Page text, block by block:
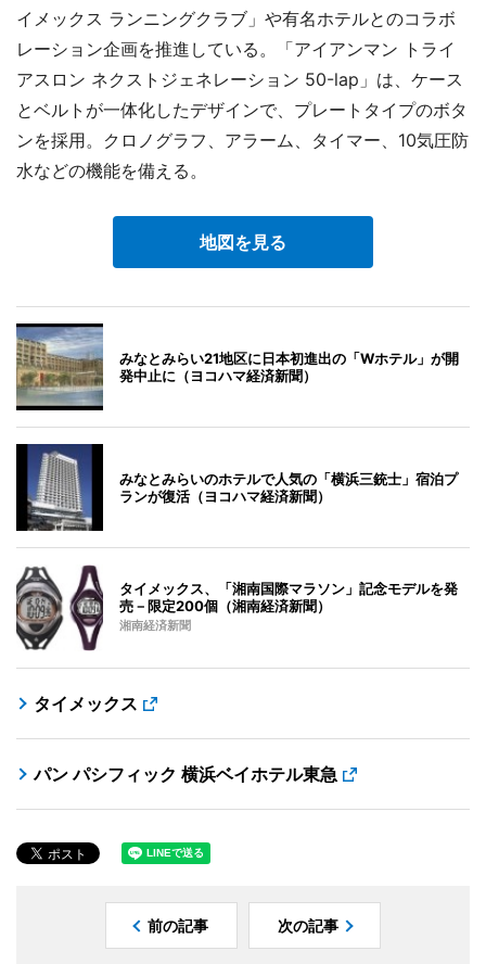
イメックス ランニングクラブ」や有名ホテルとのコラボ
レーション企画を推進している。「アイアンマン トライ
アスロン ネクストジェネレーション 50-lap」は、ケース
とベルトが一体化したデザインで、プレートタイプのボタ
ンを採用。クロノグラフ、アラーム、タイマー、10気圧防
水などの機能を備える。
地図を見る
みなとみらい21地区に日本初進出の「Wホテル」が開
発中止に（ヨコハマ経済新聞）
みなとみらいのホテルで人気の「横浜三銃士」宿泊プ
ランが復活（ヨコハマ経済新聞）
タイメックス、「湘南国際マラソン」記念モデルを発
売－限定200個（湘南経済新聞）
湘南経済新聞
タイメックス
パン パシフィック 横浜ベイホテル東急
前の記事 次の記事